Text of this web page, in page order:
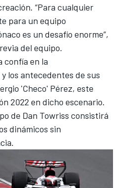
“Para cualquier
para un equipo
es un desafío enorme”,
del equipo.
confía en la
los antecedentes de sus
'Checo' Pérez, este
2022 en dicho escenario.
de Dan Towriss consistirá
dinámicos sin